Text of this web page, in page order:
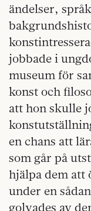
ändelser,
jobbade i
museum för
konst och
att hon skulle
en chans att
som går på
hjälpa dem att
under en
golvades av